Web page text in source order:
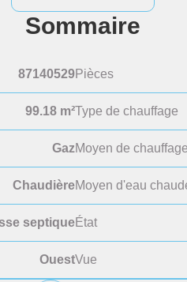
Sommaire
87140529Pièces
99.18 m²Type de chauffage
GazMoyen de chauffage
ChaudièreMoyen d'eau
septiqueÉtat
OuestVue